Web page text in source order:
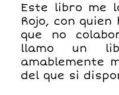
Este libro me
Rojo, con
que no
llamo un
amablemente
del que si